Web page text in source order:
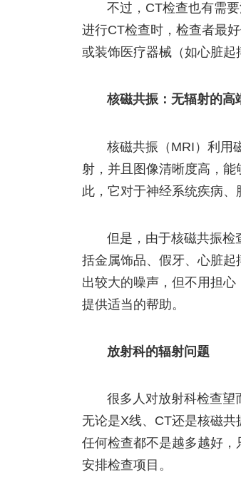
不过，CT检查也有需
进行CT检查时，检查者最
或装饰医疗器械（如心脏起
核磁共振：无辐射的高
核磁共振（MRI）利用
射，并且图像清晰度高，
此，它对于神经系统疾病、
但是，由于核磁共振检
括金属饰品、假牙、心脏
出较大的噪声，但不用担
提供适当的帮助。
放射科的辐射问题
很多人对放射科检查望
无论是X线、CT还是核磁共
任何检查都不是越多越好
安排检查项目。